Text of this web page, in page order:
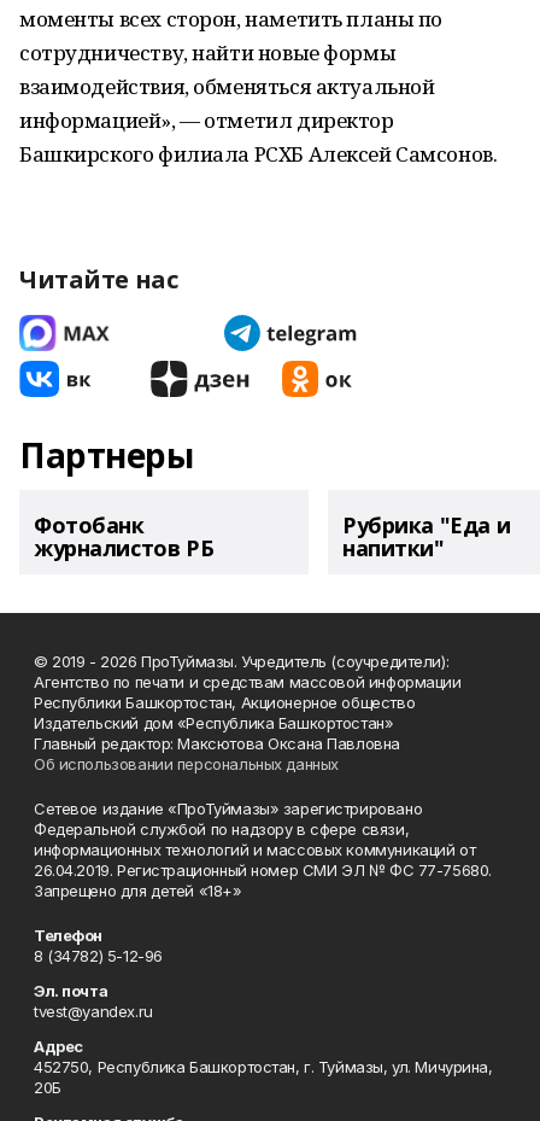
моменты всех сторон, наметить планы по
сотрудничеству, найти новые формы
взаимодействия, обменяться актуальной
информацией», — отметил директор
Башкирского филиала РСХБ Алексей Самсонов.
Читайте нас
Партнеры
Фотобанк
журналистов РБ
Рубрика "Еда и
напитки"
© 2019 - 2026 ПроТуймазы. Учредитель (соучредители):
Агентство по печати и средствам массовой информации
Республики Башкортостан, Акционерное общество
Издательский дом «Республика Башкортостан»
Главный редактор: Максютова Оксана Павловна
Об использовании персональных данных
Сетевое издание «ПроТуймазы» зарегистрировано
Федеральной службой по надзору в сфере связи,
информационных технологий и массовых коммуникаций от
26.04.2019. Регистрационный номер СМИ ЭЛ № ФС 77-75680.
Запрещено для детей «18+»
Телефон
8 (34782) 5-12-96
Эл. почта
tvest@yandex.ru
Адрес
452750, Республика Башкортостан, г. Туймазы, ул. Мичурина,
20Б